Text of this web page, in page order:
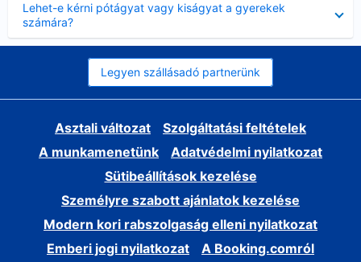
Lehet-e kérni pótágyat vagy kiságyat a gyerekek
számára?
Legyen szállásadó partnerünk
Asztali változat
Szolgáltatási feltételek
A munkamenetünk
Adatvédelmi nyilatkozat
Sütibeállítások kezelése
Személyre szabott ajánlatok kezelése
Modern kori rabszolgaság elleni nyilatkozat
Emberi jogi nyilatkozat
A Booking.comról